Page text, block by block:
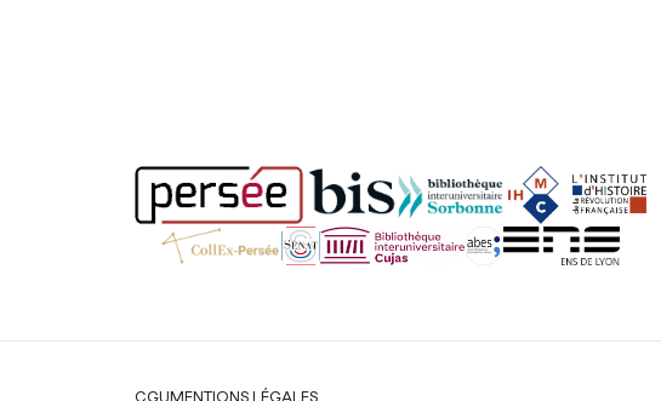
Légal
CGUMENTIONS LÉGALES